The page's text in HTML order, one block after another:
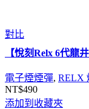
對比
【悅刻Relx 6代龍
電子煙煙彈, RELX
NT$490
添加到收藏夾